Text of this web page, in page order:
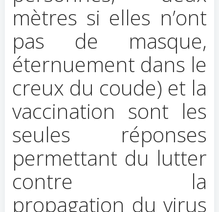
mètres si elles n’ont
pas de masque,
éternuement dans le
creux du coude) et la
vaccination sont les
seules réponses
permettant du lutter
contre la
propagation du virus